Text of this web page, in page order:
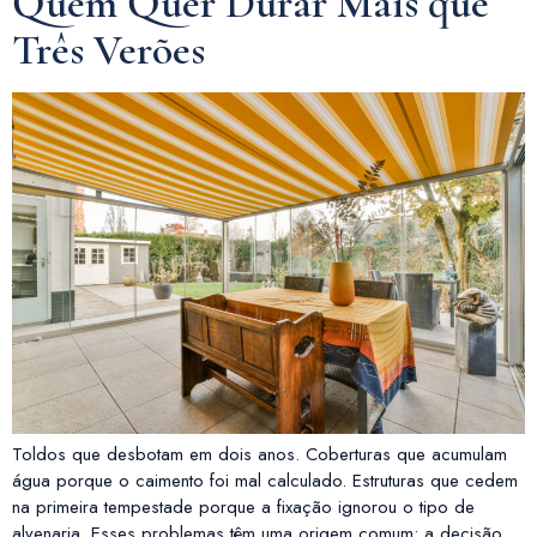
Três Verões
Toldos que desbotam em dois anos. Coberturas que acumulam
água porque o caimento foi mal calculado. Estruturas que cedem
na primeira tempestade porque a fixação ignorou o tipo de